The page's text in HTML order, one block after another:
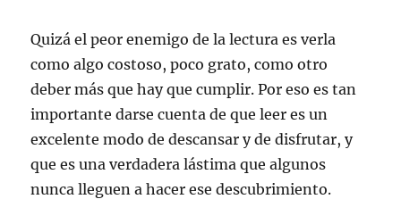
Quizá el peor enemigo de la lectura es verla
como algo costoso, poco grato, como otro
deber más que hay que cumplir. Por eso es tan
importante darse cuenta de que leer es un
excelente modo de descansar y de disfrutar, y
que es una verdadera lástima que algunos
nunca lleguen a hacer ese descubrimiento.